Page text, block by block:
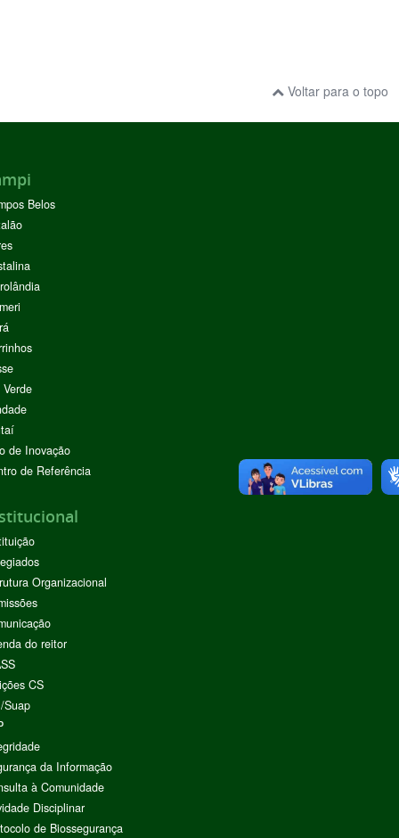
Voltar para o topo
Belos
de Inovação
de Referência
Organizacional
do reitor
CS
Suap
da Informação
à Comunidade
Disciplinar
de Biossegurança